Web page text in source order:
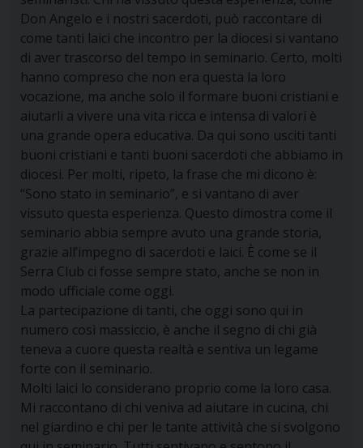
Don Angelo e i nostri sacerdoti, può raccontare di
come tanti laici che incontro per la diocesi si vantano
di aver trascorso del tempo in seminario. Certo, molti
hanno compreso che non era questa la loro
vocazione, ma anche solo il formare buoni cristiani e
aiutarli a vivere una vita ricca e intensa di valori è
una grande opera educativa. Da qui sono usciti tanti
buoni cristiani e tanti buoni sacerdoti che abbiamo in
diocesi. Per molti, ripeto, la frase che mi dicono è:
“Sono stato in seminario”, e si vantano di aver
vissuto questa esperienza. Questo dimostra come il
seminario abbia sempre avuto una grande storia,
grazie all’impegno di sacerdoti e laici. È come se il
Serra Club ci fosse sempre stato, anche se non in
modo ufficiale come oggi.
La partecipazione di tanti, che oggi sono qui in
numero così massiccio, è anche il segno di chi già
teneva a cuore questa realtà e sentiva un legame
forte con il seminario.
Molti laici lo considerano proprio come la loro casa.
Mi raccontano di chi veniva ad aiutare in cucina, chi
nel giardino e chi per le tante attività che si svolgono